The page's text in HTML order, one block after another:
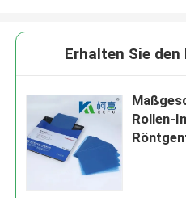
Erhalten Sie
Rollen-